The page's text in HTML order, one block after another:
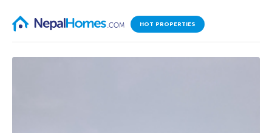
HOT PROPERTIES